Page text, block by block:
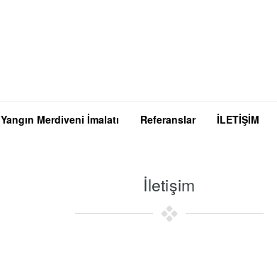
Yangın Merdiveni İmalatı Referanslar İLETİŞİM
İletişim